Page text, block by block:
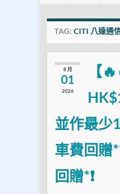
TAG: CITI 八達通
8 月
01
2026
【
並作最少
車費回贈
回贈*❗